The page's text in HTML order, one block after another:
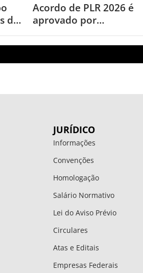
de
Acordo de PLR 2026 é
aprovado por
trabalhadores da
Buzzmonitor
JURÍDICO
Informações
Convenções
Homologação
Salário Normativo
Lei do Aviso Prévio
Circulares
Atas e Editais
Empresas Federais